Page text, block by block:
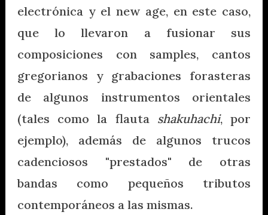
electrónica y el new age, en este caso,
que lo llevaron a fusionar sus
composiciones con samples, cantos
gregorianos y grabaciones forasteras
de algunos instrumentos orientales
(tales como la flauta shakuhachi, por
ejemplo), además de algunos trucos
cadenciosos "prestados" de otras
bandas como pequeños tributos
contemporáneos a las mismas.